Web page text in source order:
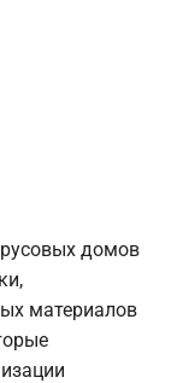
домов
материалов